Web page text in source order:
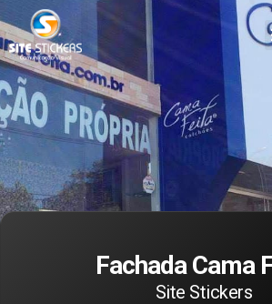
Fachada Cama
Site Stickers